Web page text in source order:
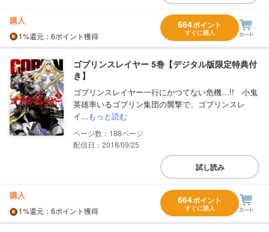
購入
1%還元 ：6ポイント獲得
664ポイント
すぐに購入
ゴブリンスレイヤー 5巻【デジタル版限定特典付
き】
ゴブリンスレイヤー一行にかつてない危機…!! 小鬼
英雄率いるゴブリン集団の襲撃で、ゴブリンスレ
イ...もっと読む
188
配信日：2018/09/25
試し読み
購入
1%還元 ：6ポイント獲得
664ポイント
すぐに購入